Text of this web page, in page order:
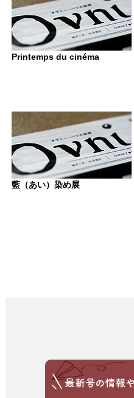
Printemps du cinéma
藍（あい）染め展